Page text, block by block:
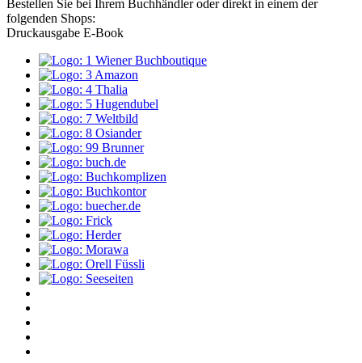
Bestellen Sie bei Ihrem Buchhändler oder direkt in einem der
folgenden Shops:
Druckausgabe E-Book